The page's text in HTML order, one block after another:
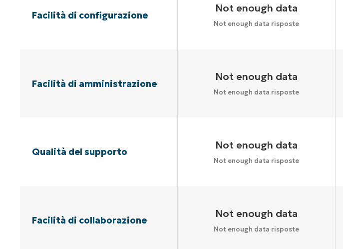
Facilità di configurazione
Not enough data
Not enough data risposte
Facilità di amministrazione
Not enough data
Not enough data risposte
Qualità del supporto
Not enough data
Not enough data risposte
Facilità di collaborazione
Not enough data
Not enough data risposte